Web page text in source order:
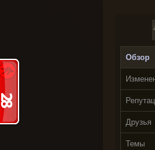
Обзор
Друзья
Темы